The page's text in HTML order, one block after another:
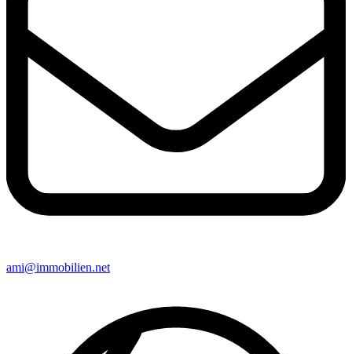
ami@immobilien.net